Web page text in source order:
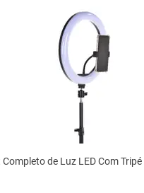
Completo de Luz LED Com Tripé